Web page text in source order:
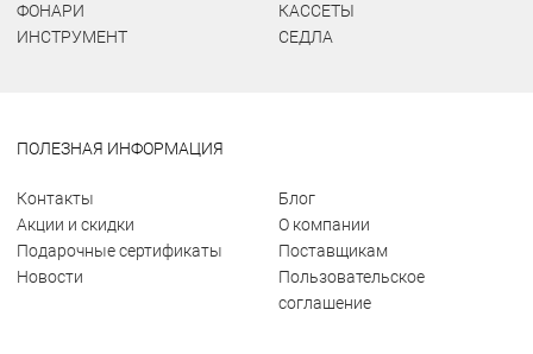
ФОНАРИ
ИНСТРУМЕНТ
КАССЕТЫ
СЕДЛА
ПОЛЕЗНАЯ ИНФОРМАЦИЯ
Контакты
Акции и скидки
Подарочные сертификаты
Новости
Блог
О компании
Поставщикам
Пользовательское
соглашение